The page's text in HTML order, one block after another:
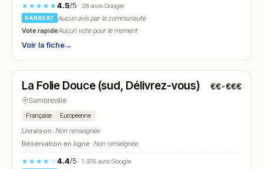
★★★★★4.5/5· 28 avis Google
RANKEAT
Aucun avis par la communauté
Vote rapideAucun vote pour le moment
Voir la fiche→
N° 27
La Folie Douce (sud, Délivrez-vous) €€-€€€
Sambreville
Française Européenne
Livraison :Non renseignée
Réservation en ligne :Non renseignée
★★★★☆4.4/5· 1 376 avis Google